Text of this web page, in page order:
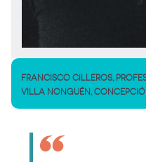
FRANCISCO CILLEROS,
VILLA NONGUÉN,